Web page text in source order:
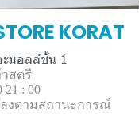
KORAT
มอลล์ชั้น 1
สตรี
21 : 00
ลงตามสถานะการณ์